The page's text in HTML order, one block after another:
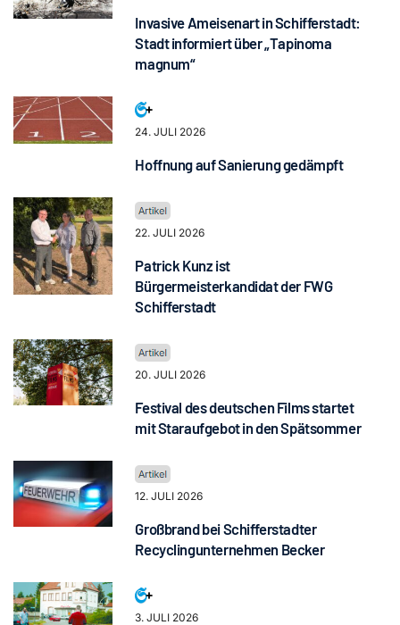
Invasive Ameisenart in Schifferstadt:
Stadt informiert über „Tapinoma
magnum“
24. JULI 2026
Hoffnung auf Sanierung gedämpft
22. JULI 2026
Patrick Kunz ist
Bürgermeisterkandidat der FWG
Schifferstadt
20. JULI 2026
Festival des deutschen Films startet
mit Staraufgebot in den Spätsommer
12. JULI 2026
Großbrand bei Schifferstadter
Recyclingunternehmen Becker
3. JULI 2026